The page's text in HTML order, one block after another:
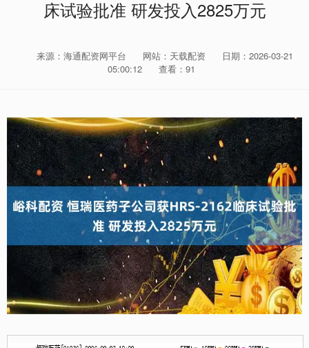
床试验批准 研发投入2825万元
来源：海通配资网平台 网站：天载配资
日期：2026-03-21
05:00:12
查看：91